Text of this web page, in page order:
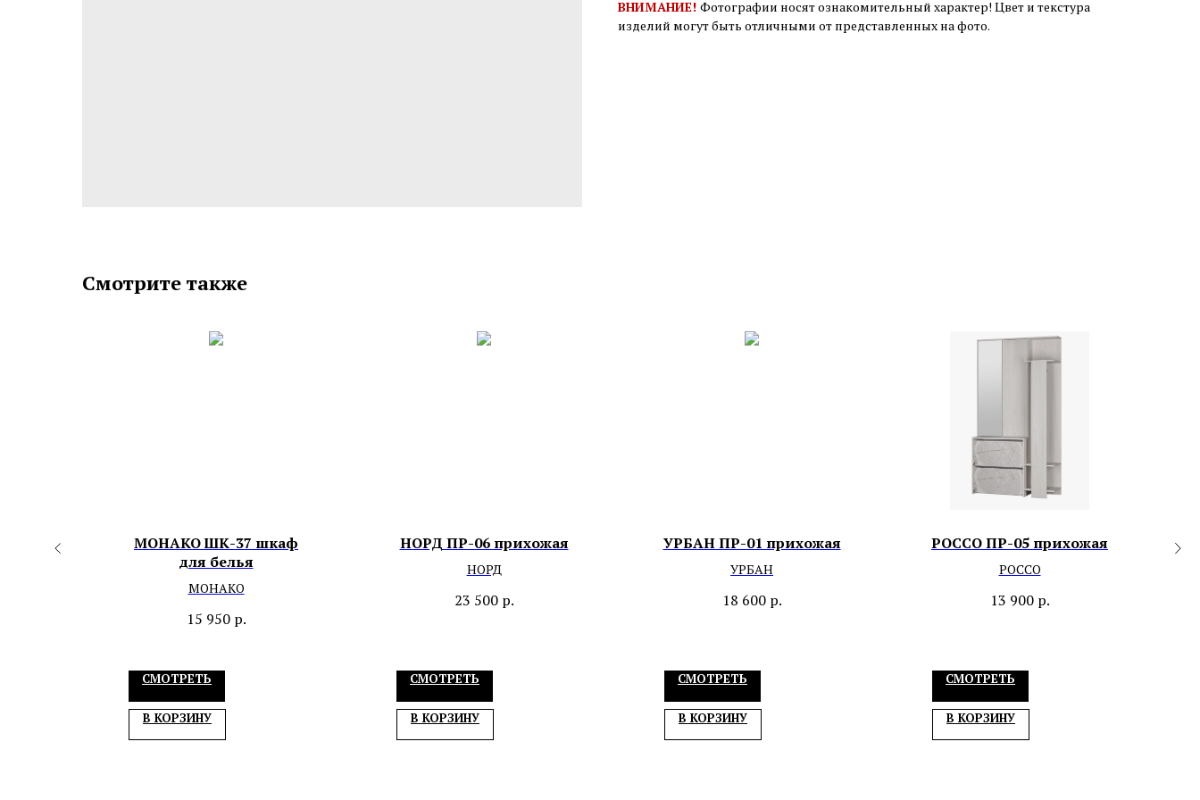
ВНИМАНИЕ! Фотографии носят ознакомительный характер! Цвет и текстура
изделий могут быть отличными от представленных на фото.
Смотрите также
МОНАКО ШК-37 шкаф
для белья
МОНАКО
15 950 р.
СМОТРЕТЬ
В КОРЗИНУ
НОРД ПР-06 прихожая
НОРД
23 500 р.
СМОТРЕТЬ
В КОРЗИНУ
УРБАН ПР-01 прихожая
УРБАН
18 600 р.
СМОТРЕТЬ
В КОРЗИНУ
РОССО ПР-05 прихожая
РОССО
13 900 р.
СМОТРЕТЬ
В КОРЗИНУ